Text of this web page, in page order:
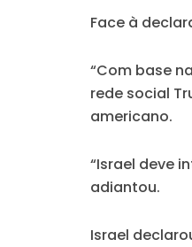
Face à
“Com base
rede social
americano.
“Israel deve
adiantou.
Israel